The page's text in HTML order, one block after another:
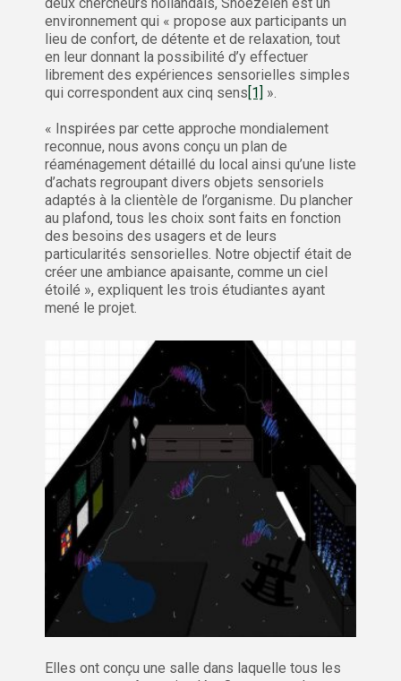
environnement qui « propose aux participants un
lieu de confort, de détente et de relaxation, tout
en leur donnant la possibilité d’y effectuer
librement des expériences sensorielles simples
qui correspondent aux cinq sens[1] ».
« Inspirées par cette approche mondialement
reconnue, nous avons conçu un plan de
réaménagement détaillé du local ainsi qu’une liste
d’achats regroupant divers objets sensoriels
adaptés à la clientèle de l’organisme. Du plancher
au plafond, tous les choix sont faits en fonction
des besoins des usagers et de leurs
particularités sensorielles. Notre objectif était de
créer une ambiance apaisante, comme un ciel
étoilé », expliquent les trois étudiantes ayant
mené le projet.
Elles ont conçu une salle dans laquelle tous les